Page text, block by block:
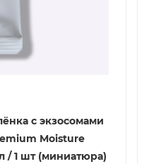
с экзосомами
Moisture
/ 1 шт (миниатюра)